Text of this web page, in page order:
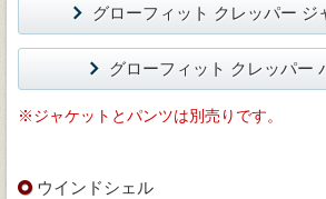
グローフィット クレッパー ジ
グローフィット クレッパー
ジャケットとパンツは別売りです。
ウインドシェル